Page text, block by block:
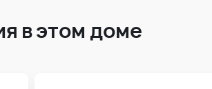
в этом доме